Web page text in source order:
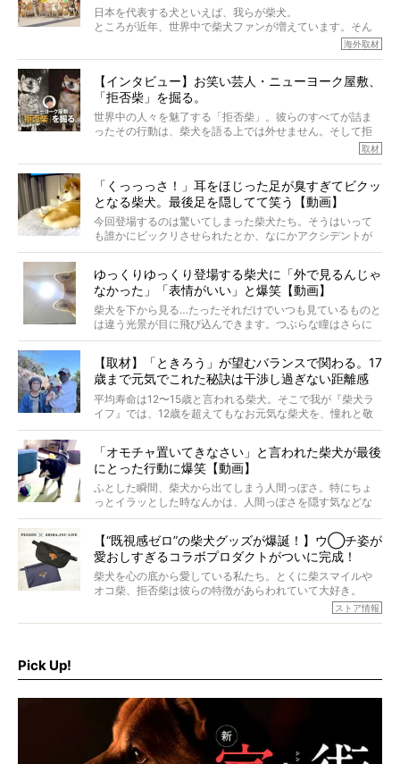
実際に「病気にならない」などということはないし、飼い
主はそのためにやるべきことがある。
今回は、柴犬に関わる方たちすべてに読んで欲しい、ある
語でした。
※文章はご本人の了承を得て編集しています
※画像はすべてイメージです
※この記事は個人の感想であり、効果・効能を示すものではありません
日本を代表する犬といえば、我らが柴犬。
ところが近年、世界中で柴犬ファンが増えています。そん
な中「柴犬ライフ」が目をつけたのは、南の楽園ハワイ。
そんな噂を聞きつけ、今回はハワイの柴犬たちを取材して
きました！
海外取材
【インタビュー】お笑い芸人・ニューヨーク屋敷、
「拒否柴」を掘る。
世界中の人々を魅了する「拒否柴」。彼らのすべてが詰ま
ったその行動は、柴犬を語る上では外せません。そして拒
否柴がここまで話題になるのは、“映える”ことも理由のひと
がるのでしょうか。
最近版画製作を始めた、お笑いコンビ「ニューヨーク」の
屋敷裕政さんに、拒否柴を掘っていただきました！ イン
タビューと合わせてご覧ください。
取材
「くっっっさ！」耳をほじった足が臭すぎてビクッ
となる柴犬。最後足を隠してて笑う【動画】
今回登場するのは驚いてしまった柴犬たち。そうはいって
も誰かにビックリさせられたとか、なにかアクシデントが
起きたとか、そういうことが原因ではありません。全ての
ゆっくりゆっくり登場する柴犬に「外で見るんじゃ
なかった」「表情がいい」と爆笑【動画】
柴犬を下から見る…たったそれだけでいつも見ているものと
は違う光景が目に飛び込んできます。つぶらな瞳はさらに
つぶらに見え、モフモフのお顔はさらにモフモフに見えま
【取材】「ときろう」が望むバランスで関わる。17
歳まで元気でこれた秘訣は干渉し過ぎない距離感
#38ときろう
平均寿命は12〜15歳と言われる柴犬。そこで我が『柴犬ラ
イフ』では、12歳を超えてもなお元気な柴犬を、憧れと敬
意を込めて“レジェンド柴”と呼んでいます。 この特集で
ォーカスし、その元気の秘訣や、老犬と暮らすうえで大切
だと思うことを、オーナーさんに語っていただきます。今
回登場してくれたのは、17歳のときろうくん。小さい頃か
ら食が細かったため、何でも食べさせてきたということで
「オモチャ置いてきなさい」と言われた柴犬が最後
にとった行動に爆笑【動画】
ふとした瞬間、柴犬から出てしまう人間っぽさ。特にちょ
っとイラッとした時なんかは、人間っぽさを隠す気などな
いように見えます。もしかして本当の本当は、中身は人間
【“既視感ゼロ”の柴犬グッズが爆誕！】ウ◯チ姿が
愛おしすぎるコラボプロダクトがついに完成！
柴犬を心の底から愛している私たち。とくに柴スマイルや
オコ柴、拒否柴は彼らの特徴があらわれていて大好き。
でもちょっと待て…もうひとつ、忘れてはならない愛おしい
ストア情報
Pick Up!